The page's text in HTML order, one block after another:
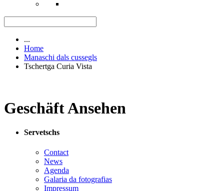
...
Home
Manaschi dals cussegls
Tschertga Curia Vista
Geschäft Ansehen
Servetschs
Contact
News
Agenda
Galaria da fotografias
Impressum